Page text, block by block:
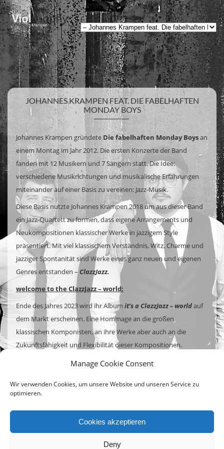
Manage Cookie Consent
Wir verwenden Cookies, um unsere Website und unseren Service zu
optimieren.
Cookies akzeptieren
Deny
JOHANNES KRAMPEN FEAT. DIE FABELHAFTEN
MONDAY BOYS
Johannes Krampen gründete Die fabelhaften Monday Boysan
einem Montag im Jahr 2012. Die ersten Konzerte der Band
fanden mit 12 Musikern und 7 Sängern statt. Die Idee:
verschiedene Musikrichtungen und musikalische Erfahrungen
miteinander auf einer Basis zu vereinen: Jazz-Musik.
Diese Basis nutzte Johannes Krampen 2018 um aus dieser Band
ein Jazz-Quartett zu formen, dass eigene Arrangements und
Neukompositionen klassischer Werke in jazzigem Style
präsentiert. Mit viel klassischem Verständnis, Witz, Charme und
jazziger Spontanität sind Werke eines ganz neuen und eigenen
Genres entstanden –ClazzJazz.
welcome to the ClazzJazz – world:
Ende des Jahres 2023 wird ihr Album it’s a ClazzJazz – worldauf
dem Markt erscheinen. Eine Hommage an die großen
klassischen Komponisten, an ihre Werke aber auch an die
Zukunftsfähigkeit und Flexibilität dieser Kompositionen.
It’s a ClazzJazz – worldzeigt aber auch wie liebevoll und
verschiedenen musikalischen Welten bewegen und diese zu